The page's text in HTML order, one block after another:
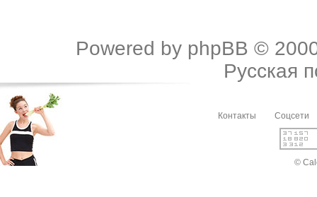
Powered by phpBB ©
Русская
Контакты Соцсети
©